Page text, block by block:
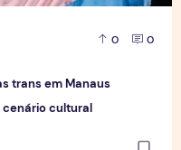
0 0
trans em Manaus
cultural